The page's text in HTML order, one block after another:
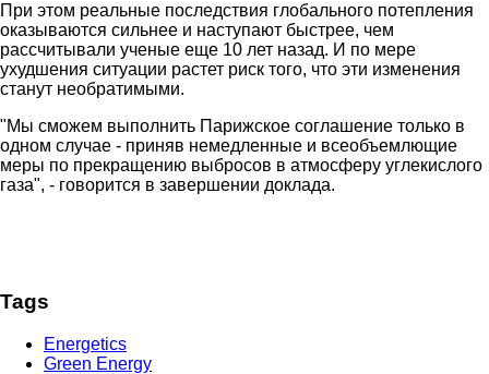
При этом реальные последствия глобального потепления
оказываются сильнее и наступают быстрее, чем
рассчитывали ученые еще 10 лет назад. И по мере
ухудшения ситуации растет риск того, что эти изменения
станут необратимыми.
"Мы сможем выполнить Парижское соглашение только в
одном случае - приняв немедленные и всеобъемлющие
меры по прекращению выбросов в атмосферу углекислого
газа", - говорится в завершении доклада.
Tags
Energetics
Green Energy